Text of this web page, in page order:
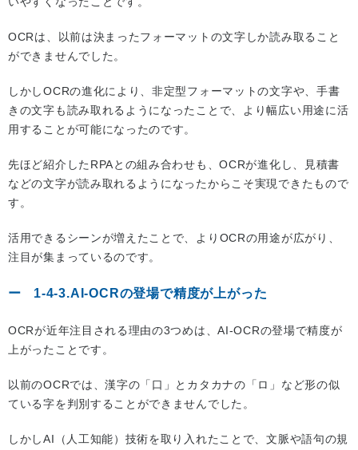
OCRは、以前は決まったフォーマットの文字しか読み取ること
ができませんでした。
しかしOCRの進化により、非定型フォーマットの文字や、手書
きの文字も読み取れるようになったことで、より幅広い用途に活
用することが可能になったのです。
先ほど紹介したRPAとの組み合わせも、OCRが進化し、見積書
などの文字が読み取れるようになったからこそ実現できたもので
す。
活用できるシーンが増えたことで、よりOCRの用途が広がり、
注目が集まっているのです。
1-4-3.AI-OCRの登場で精度が上がった
OCRが近年注目される理由の3つめは、AI-OCRの登場で精度が
上がったことです。
以前のOCRでは、漢字の「口」とカタカナの「ロ」など形の似
ている字を判別することができませんでした。
しかしAI（人工知能）技術を取り入れたことで、文脈や語句の規